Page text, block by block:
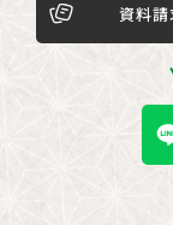
資料請